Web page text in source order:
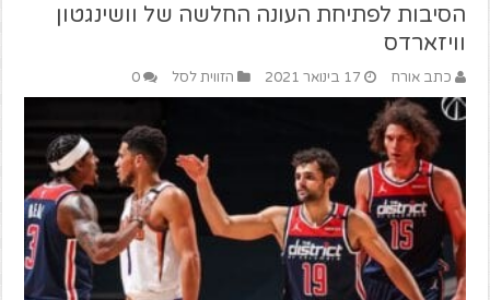
הסיבות לפתיחת העונה החלשה של וושינגטון
וויזארדס
כתב אורח 17 בינואר 2021 הזווית לסל 0